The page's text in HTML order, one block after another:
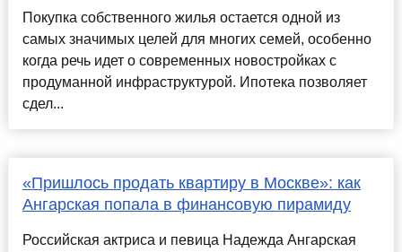
Покупка собственного жилья остается одной из
самых значимых целей для многих семей, особенно
когда речь идет о современных новостройках с
продуманной инфраструктурой. Ипотека позволяет
сдел...
«Пришлось продать квартиру в Москве»: как
Ангарская попала в финансовую пирамиду
Российская актриса и певица Надежда Ангарская